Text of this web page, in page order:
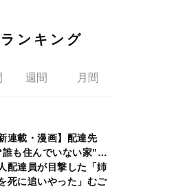
ンキング
週間 月間
新連載・漫画】配達先
誰も住んでいない家”…
配達員が目撃した「姉
死に追いやった」むご